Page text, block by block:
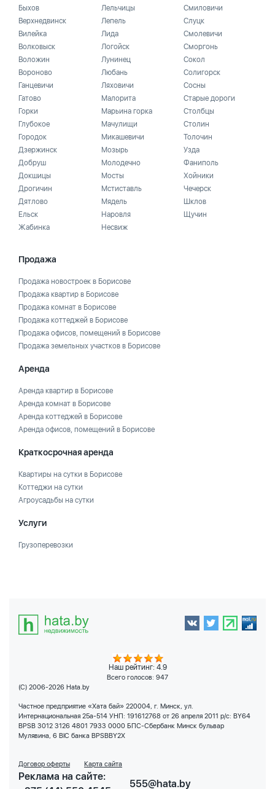
Быхов
Верхнедвинск
Вилейка
Волковыск
Воложин
Вороново
Ганцевичи
Гатово
Горки
Глубокое
Городок
Дзержинск
Добруш
Докшицы
Дрогичин
Дятлово
Ельск
Жабинка
Лельчицы
Лепель
Лида
Логойск
Лунинец
Любань
Ляховичи
Малорита
Марьина горка
Мачулищи
Микашевичи
Мозырь
Молодечно
Мосты
Мстиставль
Мядель
Наровля
Несвиж
Смиловичи
Слуцк
Смолевичи
Сморгонь
Сокол
Солигорск
Сосны
Старые дороги
Столбцы
Столин
Толочин
Узда
Фаниполь
Хойники
Чечерск
Шклов
Щучин
Продажа
Продажа новостроек в Борисове
Продажа квартир в Борисове
Продажа комнат в Борисове
Продажа коттеджей в Борисове
Продажа офисов, помещений в Борисове
Продажа земельных участков в Борисове
Аренда
Аренда квартир в Борисове
Аренда комнат в Борисове
Аренда коттеджей в Борисове
Аренда офисов, помещений в Борисове
Краткосрочная аренда
Квартиры на сутки в Борисове
Коттеджи на сутки
Агроусадьбы на сутки
Услуги
Грузоперевозки
Наш рейтинг: 4.9
Всего голосов: 947
(C) 2006-2026 Hata.by
Частное предприятие «Хата бай» 220004, г. Минск, ул.
Интернациональная 25а-514 УНП: 191612768 от 26 апреля 2011 р/с: BY64
BPSB 3012 3126 4801 7933 0000 БПС-Сбербанк Минск бульвар
Мулявина, 6 BIC банка BPSBBY2X
Договор оферты Карта сайта
Реклама на сайте:
555@hata.by